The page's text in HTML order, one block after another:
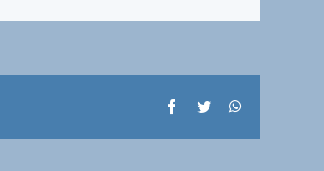
Facebook
Twitter